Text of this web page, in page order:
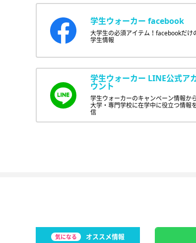
学生ウォーカー facebook
大学生の必須アイテム！facebookだけ
学生情報
学生ウォーカー LINE公式ア
ウント
学生ウォーカーのキャンペーン情報から
大学・専門学校に在学中に役立つ情報
信
気になる オススメ情報